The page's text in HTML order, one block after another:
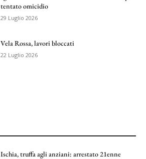
tentato omicidio
29 Luglio 2026
Vela Rossa, lavori bloccati
22 Luglio 2026
Ischia, truffa agli anziani: arrestato 21enne